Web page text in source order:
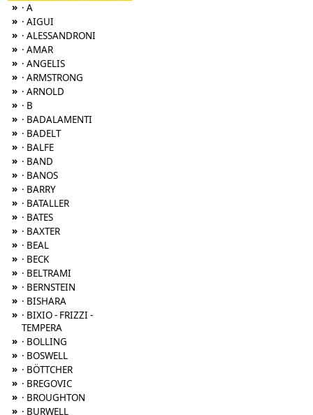
» · A
» · AIGUI
» · ALESSANDRONI
» · AMAR
» · ANGELIS
» · ARMSTRONG
» · ARNOLD
» · B
» · BADALAMENTI
» · BADELT
» · BALFE
» · BAND
» · BANOS
» · BARRY
» · BATALLER
» · BATES
» · BAXTER
» · BEAL
» · BECK
» · BELTRAMI
» · BERNSTEIN
» · BISHARA
» · BIXIO - FRIZZI -
TEMPERA
» · BOLLING
» · BOSWELL
» · BÖTTCHER
» · BREGOVIC
» · BROUGHTON
» · BURWELL